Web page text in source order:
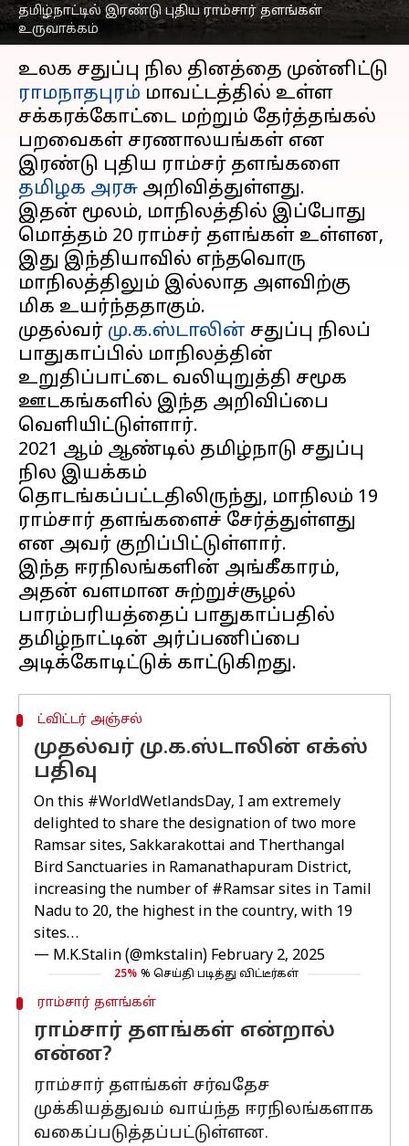
தமிழ்நாட்டில் இரண்டு புதிய ராம்சார் தளங்கள்
உருவாக்கம்
செய்தி முன்னோட்டம்
உலக சதுப்பு நில தினத்தை முன்னிட்டு
ராமநாதபுரம் மாவட்டத்தில் உள்ள
சக்கரக்கோட்டை மற்றும் தேர்த்தங்கல்
பறவைகள் சரணாலயங்கள் என
இரண்டு புதிய ராம்சர் தளங்களை
தமிழக அரசு அறிவித்துள்ளது.
இதன் மூலம், மாநிலத்தில் இப்போது
மொத்தம் 20 ராம்சர் தளங்கள் உள்ளன,
இது இந்தியாவில் எந்தவொரு
மாநிலத்திலும் இல்லாத அளவிற்கு
மிக உயர்ந்ததாகும்.
முதல்வர் மு.க.ஸ்டாலின் சதுப்பு நிலப்
பாதுகாப்பில் மாநிலத்தின்
உறுதிப்பாட்டை வலியுறுத்தி சமூக
ஊடகங்களில் இந்த அறிவிப்பை
வெளியிட்டுள்ளார்.
2021 ஆம் ஆண்டில் தமிழ்நாடு சதுப்பு
நில இயக்கம்
தொடங்கப்பட்டதிலிருந்து, மாநிலம் 19
ராம்சார் தளங்களைச் சேர்த்துள்ளது
என அவர் குறிப்பிட்டுள்ளார்.
இந்த ஈரநிலங்களின் அங்கீகாரம்,
அதன் வளமான சுற்றுச்சூழல்
பாரம்பரியத்தைப் பாதுகாப்பதில்
தமிழ்நாட்டின் அர்ப்பணிப்பை
ட்விட்டர் அஞ்சல்
முதல்வர் மு.க.ஸ்டாலின் எக்ஸ்
பதிவு
On this #WorldWetlandsDay, I am extremely
delighted to share the designation of two more
Ramsar sites, Sakkarakottai and Therthangal
Bird Sanctuaries in Ramanathapuram District,
increasing the number of #Ramsar sites in Tamil
Nadu to 20, the highest in the country, with 19
sites…
— M.K.Stalin (@mkstalin) February 2, 2025
25% % செய்தி படித்து விட்டீர்கள்
ராம்சார் தளங்கள்
ராம்சார் தளங்கள் என்றால்
என்ன?
ராம்சார் தளங்கள் சர்வதேச
முக்கியத்துவம் வாய்ந்த ஈரநிலங்களாக
வகைப்படுத்தப்பட்டுள்ளன.